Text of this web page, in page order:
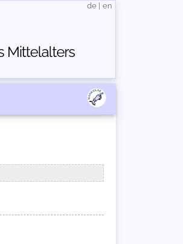
Mittelalters
de en